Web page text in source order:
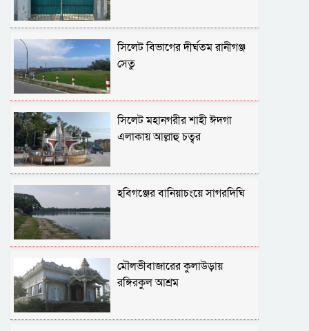
সিলেট বিভাগের দীর্ঘতম রানীগঞ্জ
সেতু
সিলেট মহানগরীর শাহী ঈদগা
এলাকায় আল্লাহু চত্বর
হবিগঞ্জের বানিয়াচংয়ে সাগরদিঘি
মৌলভীবাজারের কুলাউড়ায়
রঙ্গিরকুল আশ্রম